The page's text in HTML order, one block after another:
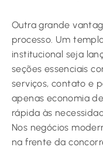
Outra grande
processo. Um
institucional seja
seções essenciais
serviços, contato e
apenas economia
rápida às
Nos negócios
na frente da